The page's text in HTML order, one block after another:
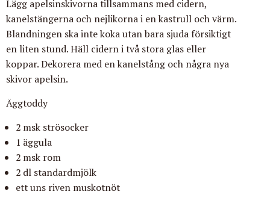
Lägg apelsinskivorna tillsammans med cidern,
kanelstängerna och nejlikorna i en kastrull och värm.
Blandningen ska inte koka utan bara sjuda försiktigt
en liten stund. Häll cidern i två stora glas eller
koppar. Dekorera med en kanelstång och några nya
skivor apelsin.
Äggtoddy
2 msk strösocker
1 äggula
2 msk rom
2 dl standardmjölk
ett uns riven muskotnöt